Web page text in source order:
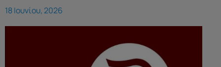
18 Ιουνίου, 2026